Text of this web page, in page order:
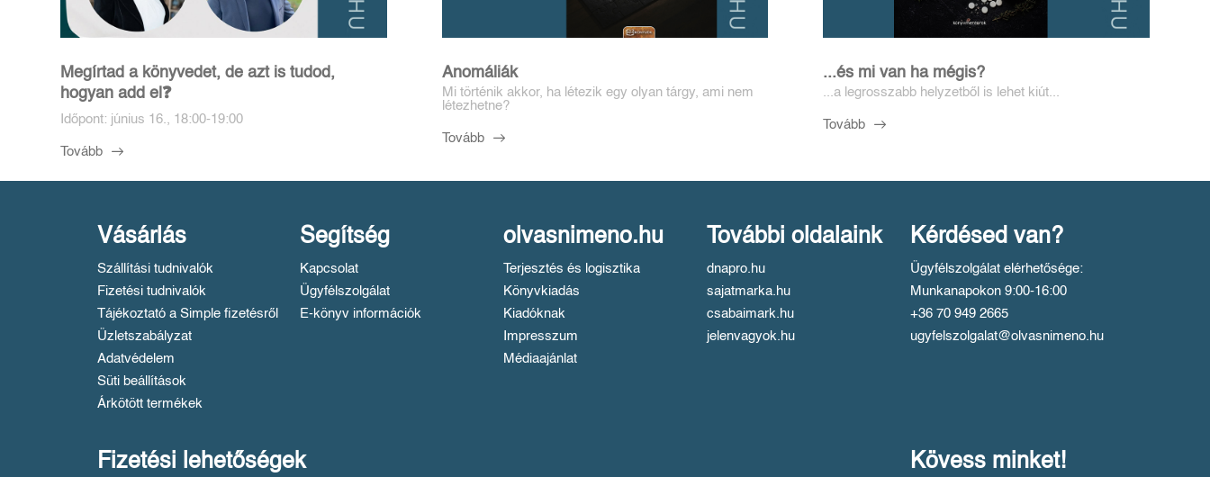
Megírtad a könyvedet, de azt is tudod,
hogyan add el❓️
Időpont: június 16., 18:00-19:00
Tovább
Anomáliák
Mi történik akkor, ha létezik egy olyan tárgy, ami nem
létezhetne?
Tovább
...és mi van ha mégis?
...a legrosszabb helyzetből is lehet kiút...
Tovább
Vásárlás
Szállítási tudnivalók
Fizetési tudnivalók
Tájékoztató a Simple fizetésről
Üzletszabályzat
Adatvédelem
Süti beállítások
Árkötött termékek
Segítség
Kapcsolat
Ügyfélszolgálat
E-könyv információk
olvasnimeno.hu
Terjesztés és logisztika
Könyvkiadás
Kiadóknak
Impresszum
Médiaajánlat
További oldalaink
dnapro.hu
sajatmarka.hu
csabaimark.hu
jelenvagyok.hu
Kérdésed van?
Ügyfélszolgálat elérhetősége:
Munkanapokon 9:00-16:00
+36 70 949 2665
ugyfelszolgalat@olvasnimeno.hu
Fizetési lehetőségek Kövess minket!